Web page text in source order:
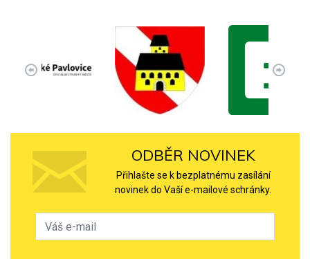
ODBĚR NOVINEK
Přihlašte se k bezplatnému zasílání
novinek do Vaší e-mailové schránky.